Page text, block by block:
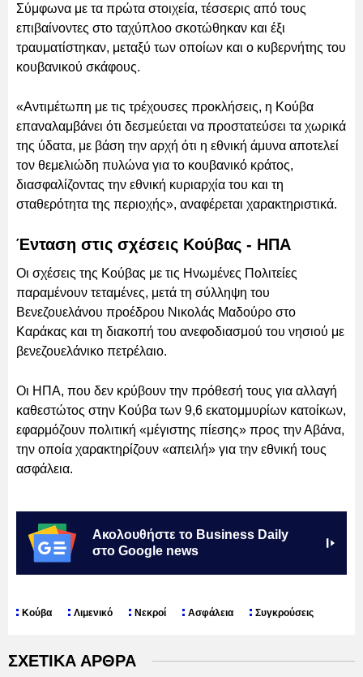
Σύμφωνα με τα πρώτα στοιχεία, τέσσερις από τους
επιβαίνοντες στο ταχύπλοο σκοτώθηκαν και έξι
τραυματίστηκαν, μεταξύ των οποίων και ο κυβερνήτης του
κουβανικού σκάφους.
«Αντιμέτωπη με τις τρέχουσες προκλήσεις, η Κούβα
επαναλαμβάνει ότι δεσμεύεται να προστατεύσει τα χωρικά
της ύδατα, με βάση την αρχή ότι η εθνική άμυνα αποτελεί
τον θεμελιώδη πυλώνα για το κουβανικό κράτος,
διασφαλίζοντας την εθνική κυριαρχία του και τη
σταθερότητα της περιοχής», αναφέρεται χαρακτηριστικά.
Ένταση στις σχέσεις Κούβας - ΗΠΑ
Οι σχέσεις της Κούβας με τις Ηνωμένες Πολιτείες
παραμένουν τεταμένες, μετά τη σύλληψη του
Βενεζουελάνου προέδρου Νικολάς Μαδούρο στο
Καράκας και τη διακοπή του ανεφοδιασμού του νησιού με
βενεζουελάνικο πετρέλαιο.
Οι ΗΠΑ, που δεν κρύβουν την πρόθεσή τους για αλλαγή
καθεστώτος στην Κούβα των 9,6 εκατομμυρίων κατοίκων,
εφαρμόζουν πολιτική «μέγιστης πίεσης» προς την Αβάνα,
την οποία χαρακτηρίζουν «απειλή» για την εθνική τους
ασφάλεια.
Ακολουθήστε το Business Daily
στο Google news
Κούβα Λιμενικό Νεκροί Ασφάλεια Συγκρούσεις
ΣΧΕΤΙΚΑ ΑΡΘΡΑ